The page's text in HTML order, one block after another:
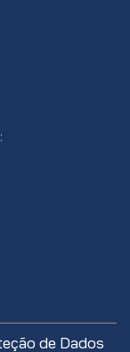
de Dados